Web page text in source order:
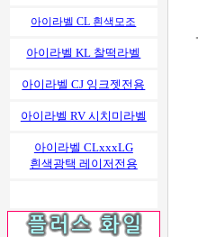
아이라벨 CL 흰색모조
아이라벨 KL 찰떡라벨
아이라벨 CJ 잉크젯전용
아이라벨 RV 시치미라벨
아이라벨 CLxxxLG
흰색광택 레이저전용